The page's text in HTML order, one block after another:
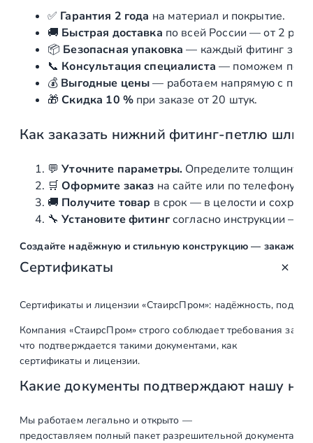
✅ Гарантия 2 года на материал и покрытие.
🚚 Быстрая доставка по всей России —от2
📦 Безопасная упаковка — каждый фитинг
📞 Консультация специалиста — поможем
💰 Выгодные цены— работаем напрямуюс
🎁 Скидка 10 %при заказе от 20 штук.
Как заказать нижний фитинг‑петлю
💬 Уточните параметры. Определите толщину
🛒 Оформите заказ на сайте или потелефону
🚚 Получите товар в срок—в целости и
🔧 Установитефитингсогласно инструкции —
Создайте надёжную истильную конструкцию — закажите
Сертификаты
Сертификаты и лицензии «СтаирсПром»: надёжность,
Компания «СтаирсПром» строго соблюдает требования
что подтверждается такими документами, как
сертификаты и лицензии.
Какие документы подтверждают нашу
Мы работаем легально и открыто —
предоставляем полный пакет разрешительной